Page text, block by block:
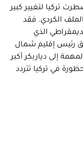
تركيا لتغيير كبير
الكردي. فقد
الذي
رئيس إقليم شمال
إلى دياربكر أكبر
في تركيا تتردد